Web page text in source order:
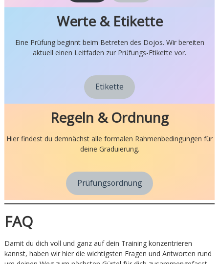
Werte & Etikette
Eine Prüfung beginnt beim Betreten des Dojos. Wir bereiten
aktuell einen Leitfaden zur Prüfungs-Etikette vor.
Etikette
Regeln & Ordnung
Hier findest du demnächst alle formalen Rahmenbedingungen für
deine Graduierung.
Prüfungsordnung
FAQ
Damit du dich voll und ganz auf dein Training konzentrieren
kannst, haben wir hier die wichtigsten Fragen und Antworten rund